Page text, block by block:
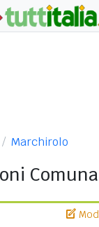
Marchirolo